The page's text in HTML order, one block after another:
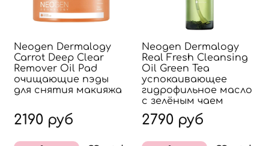
Neogen Dermalogy
Carrot Deep Clear
Remover Oil Pad
очищающие пэды
для снятия макияжа
2190 руб
Neogen Dermalogy
Real Fresh Cleansing
Oil Green Tea
успокаивающее
гидрофильное масло
с зелёным чаем
2790 руб